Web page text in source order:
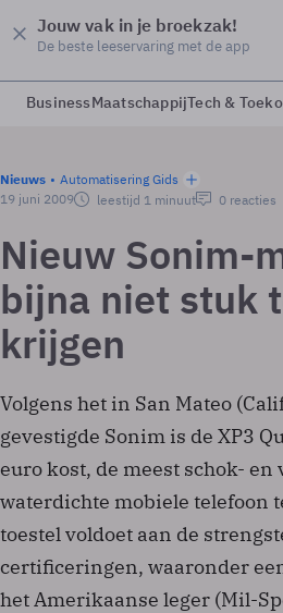
Jouw vak in je broekzak!
De beste leeservaring met de app
BusinessMaatschappijTech &
Nieuws
Automatisering Gids
19 juni 2009
leestijd 1 minuut 0 reacties
Nieuw Sonim-
bijna niet stuk
krijgen
Volgens het in San Mateo
gevestigde Sonim is de XP3
euro kost, de meest schok- en
waterdichte mobiele telefoon
toestel voldoet aan de
certificeringen, waaronder
het Amerikaanse leger (Mil-